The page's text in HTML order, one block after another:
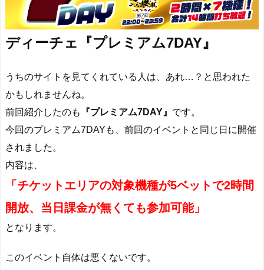
ディーチェ『プレミアム7DAY』
うちのサイトを見てくれている人は、あれ…？と思われた
かもしれませんね。
前回紹介したのも
『プレミアム7DAY』 です。
今回のプレミアム7DAYも、前回のイベントと同じ日に開催
されました。
内容は、
「チケットエリアの対象機種が5ベットで2時間
開放、当日課金が無くても参加可能」
となります。
このイベント自体は悪くないです。